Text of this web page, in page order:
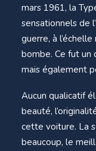
mars 1961, la
sensationnels de
guerre, à
bombe. Ce fut un
mais également
Aucun qualicatif
beauté,
cette voiture. La
beaucoup, le